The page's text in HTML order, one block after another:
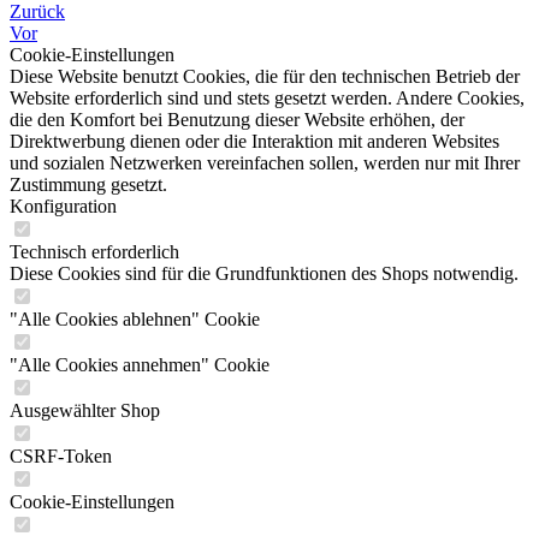
Zurück
Vor
Cookie-Einstellungen
Diese Website benutzt Cookies, die für den technischen Betrieb der
Website erforderlich sind und stets gesetzt werden. Andere Cookies,
die den Komfort bei Benutzung dieser Website erhöhen, der
Direktwerbung dienen oder die Interaktion mit anderen Websites
und sozialen Netzwerken vereinfachen sollen, werden nur mit Ihrer
Zustimmung gesetzt.
Konfiguration
Technisch erforderlich
Diese Cookies sind für die Grundfunktionen des Shops notwendig.
"Alle Cookies ablehnen" Cookie
"Alle Cookies annehmen" Cookie
Ausgewählter Shop
CSRF-Token
Cookie-Einstellungen